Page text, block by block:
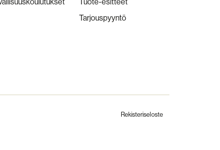
Tarjouspyyntö
Rekisteriseloste